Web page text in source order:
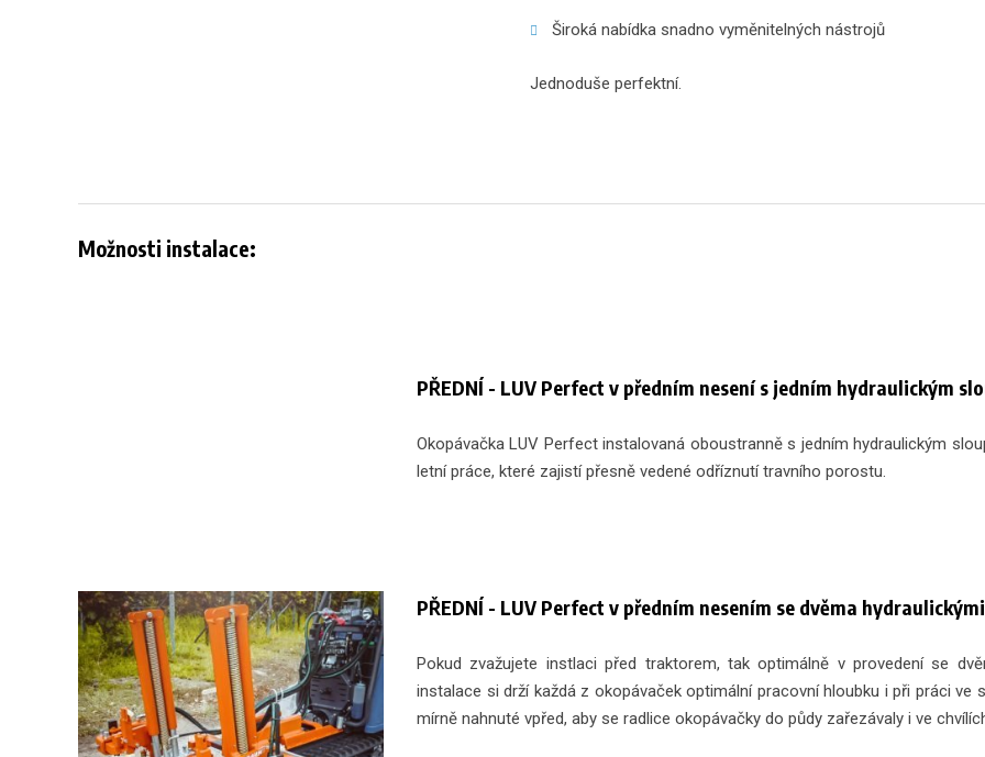
Široká nabídka snadno vyměnitelných nástrojů
Jednoduše perfektní.
Možnosti instalace:
PŘEDNÍ - LUV Perfect v předním nesení s jedním hydraulickým
Okopávačka LUV Perfect instalovaná oboustranně s jedním hydraulickým
letní práce, které zajistí přesně vedené odříznutí travního porostu.
PŘEDNÍ - LUV Perfect v předním nesením se dvěma
Pokud zvažujete instlaci před traktorem, tak optimálně v provedení se
instalace si drží každá z okopávaček optimální pracovní hloubku i při práci
mírně nahnuté vpřed, aby se radlice okopávačky do půdy zařezávaly i ve